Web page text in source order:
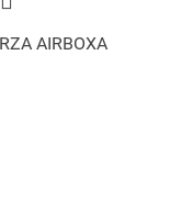
AIRBOXA